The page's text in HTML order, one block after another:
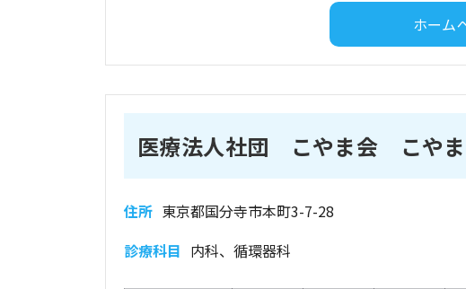
ホーム
医療法人社団 こやま会 こやま
住所 東京都国分寺市本町3-7-28
診療科目 内科、循環器科